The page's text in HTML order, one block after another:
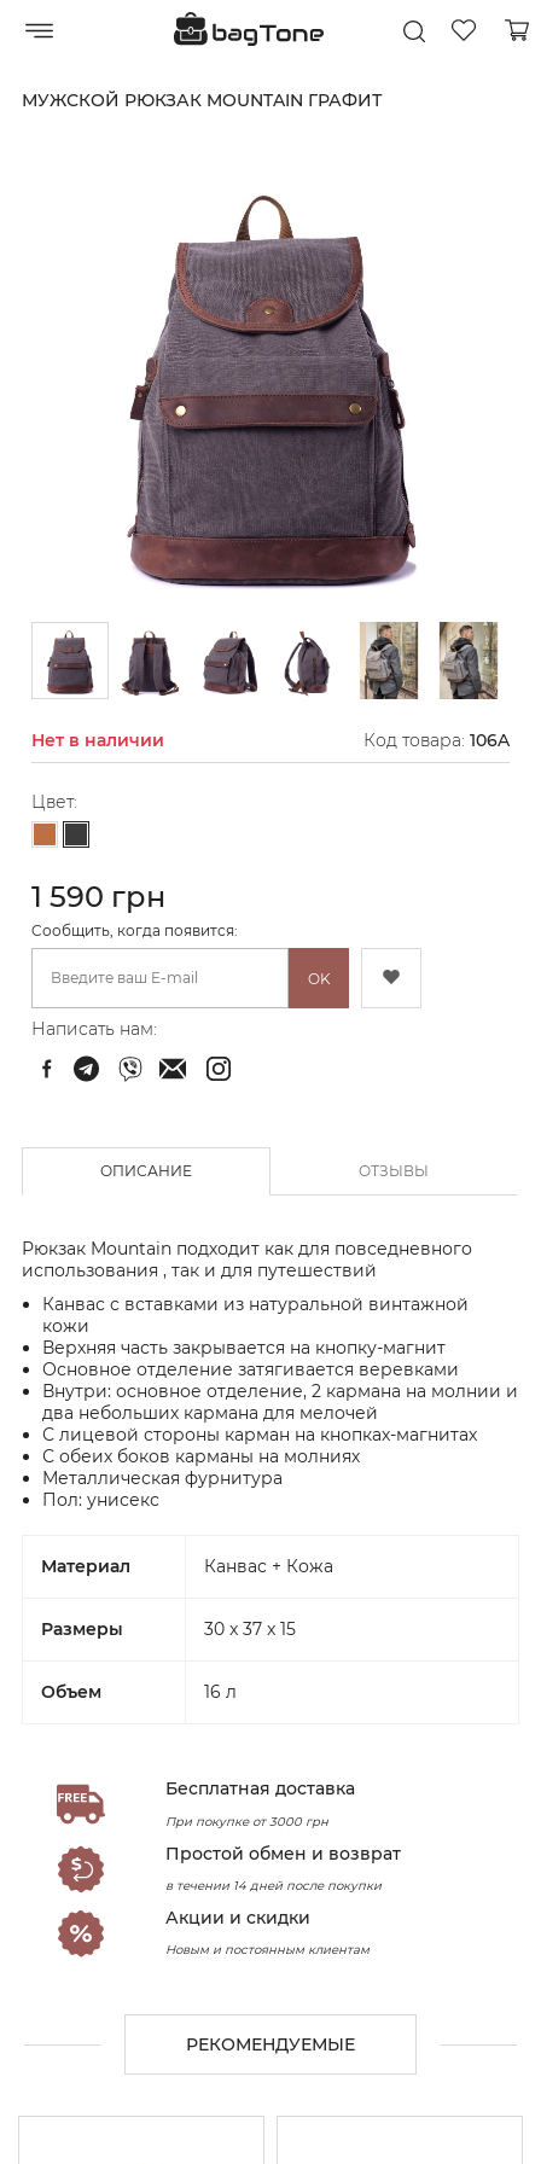
МУЖСКОЙ РЮКЗАК MOUNTAIN ГРАФИТ
Нет в наличии Код товара: 106A
Цвет:
1 590 грн
Cообщить, когда появится:
OK
Написать нам:
ОПИСАНИЕ ОТЗЫВЫ
Рюкзак Mountain подходит как для повседневного
использования , так и для путешествий
Канвас с вставками из натуральной винтажной
кожи
Верхняя часть закрывается на кнопку-магнит
Основное отделение затягивается веревками
Внутри: основное отделение, 2 кармана на молнии и
два небольших кармана для мелочей
С лицевой стороны карман на кнопках-магнитах
С обеих боков карманы на молниях
Металлическая фурнитура
Пол: унисекс
Материал Канвас + Кожа
Размеры 30 x 37 x 15
Объем 16 л
Бесплатная доставка
При покупке от 3000 грн
Простой обмен и возврат
в течении 14 дней после покупки
Акции и скидки
Новым и постоянным клиентам
РЕКОМЕНДУЕМЫЕ